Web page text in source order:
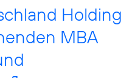
Holding
MBA